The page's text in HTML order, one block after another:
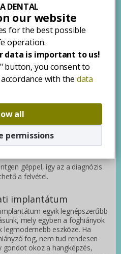
DENTAL
our website
for the best possible
operation.
data is important to us!
button, you consent to
with the data
all
permissions
fogászati problémának egy
ellátást,
és arcesztétikai
Vegye igénybe
listájáért kérjükvegye
alapfeltétele az, hogy a
az implantátumok
végzése, az egyes
a szájsebészeti beavatkozások
géppel, így az a diagnózis
a felvétel.
implantátum
egyik legnépszerűbb
mely egyben a foghiányok
legmodernebb eszköze. Ha
fog, nem tud rendesen
gondot okoz a hangképzés,